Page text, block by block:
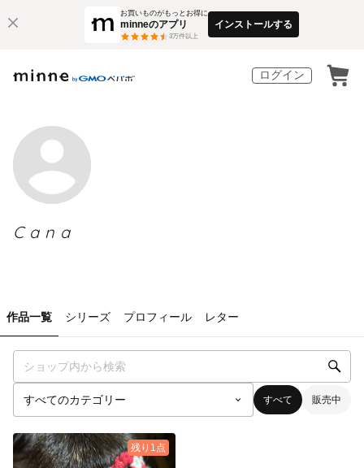
お買いものがもっとお得に
minneのアプリ
3万件以上
インストールする
ログイン
Cana
作品一覧 シリーズ プロフィール レター
すべて 販売中
残り1点